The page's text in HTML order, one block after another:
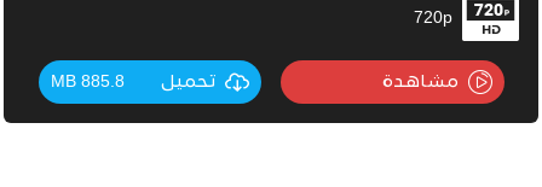
720p
مشاهدة تحميل 885.8 MB